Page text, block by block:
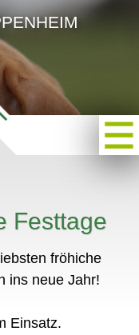
Festtage
fröhiche
ins neue Jahr!
Einsatz.